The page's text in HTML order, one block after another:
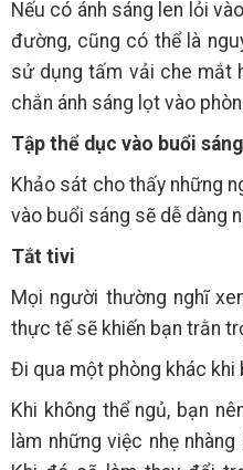
Nếu có ánh sáng len lỏi
đường, cũng có thể là
sử dụng tấm vải che mắt
chắn ánh sáng lọt vào
Tập thể dục vào buổi sáng
Khảo sát cho thấy những
vào buổi sáng sẽ dễ dàng
Tắt tivi
Mọi người thường nghĩ
thực tế sẽ khiến bạn trằn
Đi qua một phòng khác khi
Khi không thể ngủ, bạn
làm những việc nhẹ